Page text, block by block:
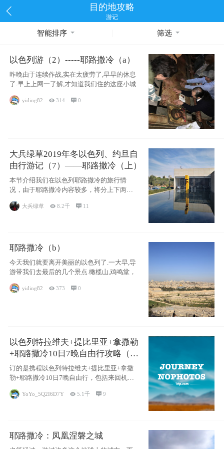
目的地攻略
游记
智能排序 筛选
以色列游（2）-----耶路撒冷（a）
昨晚由于连续作战,实在太疲劳了,早早的休息
了.早上上网一了解,才知道我们住的这座小城
yiding82  314 0
大兵绿草2019年冬以色列、约旦自
由行游记（7）——耶路撒冷（上）
本节介绍我们在以色列耶路撒冷的旅行情
况，由于耶路撒冷内容较多，将分上下两节
大兵绿草 8.2千  11
耶路撒冷（b）
今天我们就要离开美丽的以色列了.一大早,导
游带我们去最后的几个景点.橄榄山,鸡鸣堂，
yiding82 373 0
以色列特拉维夫+提比里亚+拿撒勒
+耶路撒冷10日7晚自由行攻略（交
通和住宿为主）
订的是携程以色列特拉维夫+提比里亚+拿撒
勒+耶路撒冷10日7晚自由行，包括来回机票
YoYo_5Q2I6D7Y  5.1千 9
耶路撒冷：凤凰涅磐之城